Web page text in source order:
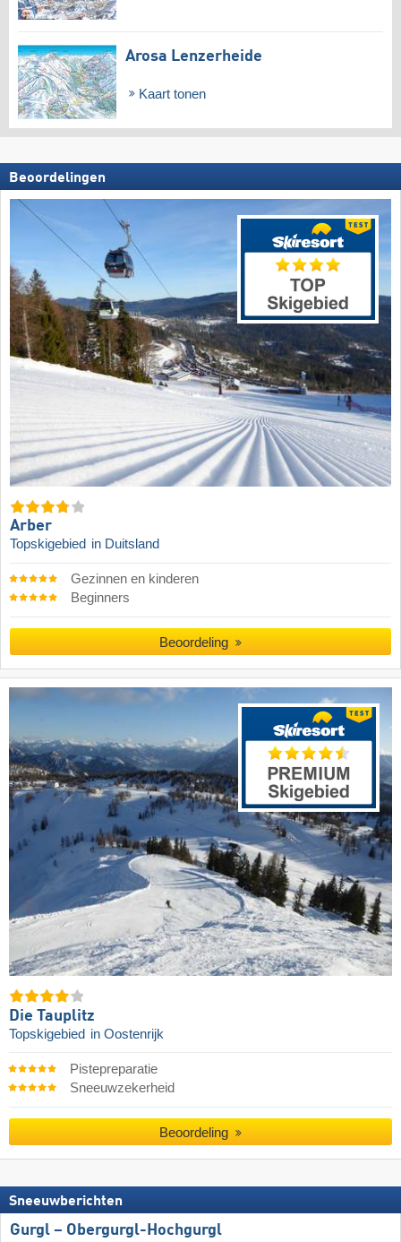
Arosa Lenzerheide
Kaart tonen
Beoordelingen
Arber
Topskigebied in Duitsland
Gezinnen en kinderen
Beginners
Beoordeling
Die Tauplitz
Topskigebied in Oostenrijk
Pistepreparatie
Sneeuwzekerheid
Beoordeling
Sneeuwberichten
Gurgl – Obergurgl-Hochgurgl